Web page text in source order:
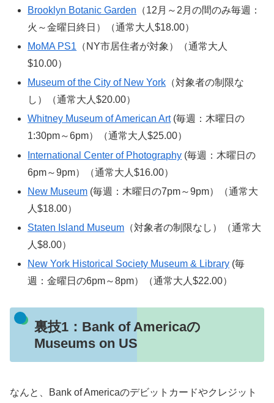
Brooklyn Botanic Garden （12月～2月の間のみ毎週：
火～金曜日終日）（通常大人$18.00）
MoMA PS1 （NY市居住者が対象）（通常大人
$10.00）
Museum of the City of New York （対象者の制限な
し）（通常大人$20.00）
Whitney Museum of American Art(毎週：木曜日の
1:30pm～6pm）（通常大人$25.00）
International Center of Photography (毎週：木曜日の
6pm～9pm）（通常大人$16.00）
New Museum (毎週：木曜日の7pm～9pm）（通常大
人$18.00）
Staten Island Museum （対象者の制限なし）（通常大
人$8.00）
New York Historical Society Museum & Library (毎
週：金曜日の6pm～8pm）（通常大人$22.00）
裏技1：Bank of Americaの
Museums on US
なんと、Bank of Americaのデビットカードやクレジット